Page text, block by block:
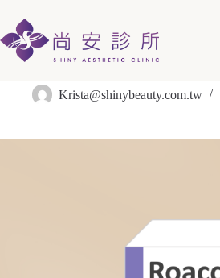
痘痘剋星-羅可坦®
Krista@shinybeauty.com.tw